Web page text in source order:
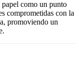
como un punto
comprometidas con la
promoviendo un